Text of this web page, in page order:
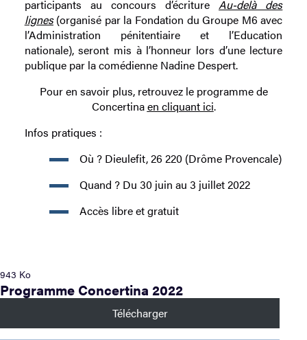
participants au concours d’écritureAu-delà des
lignes(organisé par la Fondation du Groupe M6 avec
l’Administration pénitentiaire et l’Education
nationale), seront mis à l’honneur lors d’une lecture
publique par la comédienne Nadine Despert.
Pour en savoir plus, retrouvez le programme de
Concertinaen cliquant ici.
Infos pratiques :
Où ? Dieulefit, 26 220 (Drôme Provencale)
Quand ? Du 30 juin au 3 juillet 2022
Accès libre et gratuit
943 Ko
Programme Concertina 2022
Télécharger